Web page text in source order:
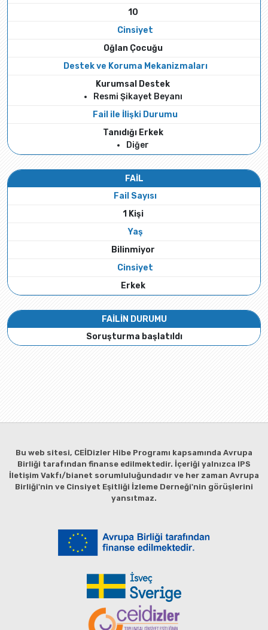
10
Cinsiyet
Oğlan Çocuğu
Destek ve Koruma Mekanizmaları
Kurumsal Destek
Resmi Şikayet Beyanı
Fail ile İlişki Durumu
Tanıdığı Erkek
Diğer
FAİL
Fail Sayısı
1 Kişi
Yaş
Bilinmiyor
Cinsiyet
Erkek
FAİLİN DURUMU
Soruşturma başlatıldı
Bu web sitesi, CEİDizler Hibe Programı kapsamında Avrupa
Birliği tarafından finanse edilmektedir. İçeriği yalnızca IPS
İletişim Vakfı/bianet sorumluluğundadır ve her zaman Avrupa
Birliği'nin ve Cinsiyet Eşitliği İzleme Derneği'nin görüşlerini
yansıtmaz.